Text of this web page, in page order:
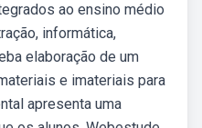
ao ensino médio
informática,
elaboração de um
e imateriais para
apresenta uma